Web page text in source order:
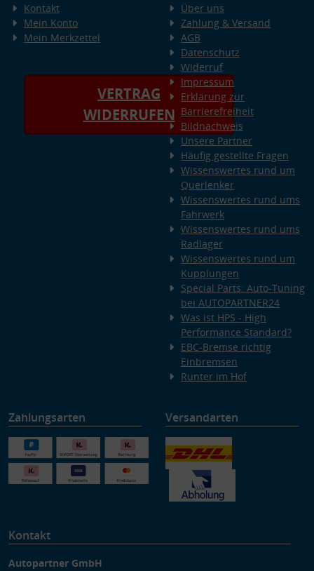
Kontakt
Mein Konto
Mein Merkzettel
VERTRAG
WIDERRUFEN
Über uns
Zahlung & Versand
AGB
Datenschutz
Widerruf
Impressum
Erklärung zur
Barrierefreiheit
Bildnachweis
Unsere Partner
Häufig gestellte Fragen
Wissenswertes rund um
Querlenker
Wissenswertes rund ums
Fahrwerk
Wissenswertes rund ums
Radlager
Wissenswertes rund um
Kupplungen
Special Parts: Auto-Tuning
bei AUTOPARTNER24
Was ist HPS - High
Performance Standard?
EBC-Bremse richtig
Einbremsen
Runter im Hof
Zahlungsarten Versandarten
Kontakt
Autopartner GmbH